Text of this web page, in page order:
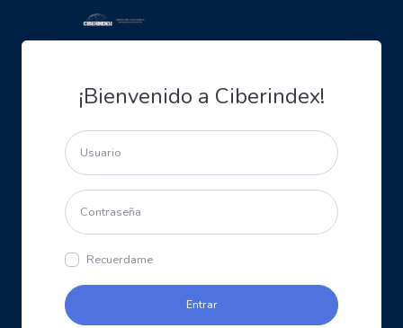
¡Bienvenido a Ciberindex!
Recuerdame